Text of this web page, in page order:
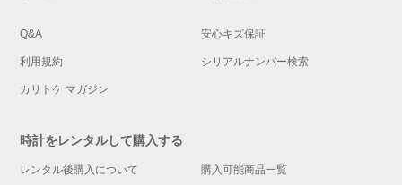
Q&A 安心キズ保証
利用規約 シリアルナンバー検索
カリトケ マガジン
時計をレンタルして購入する
レンタル後購入について 購入可能商品一覧